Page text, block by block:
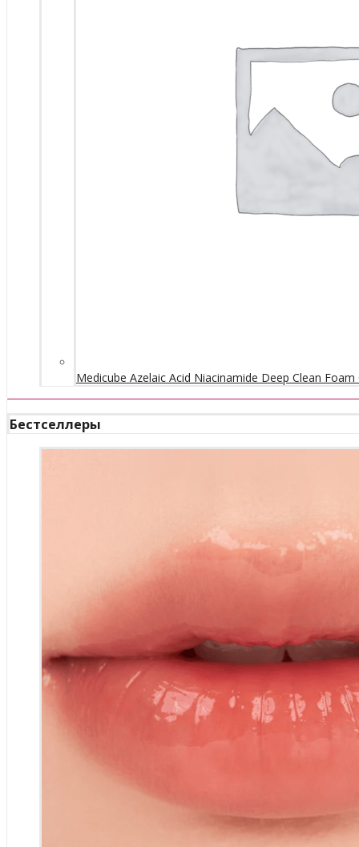
Medicube Azelaic Acid Niacinamide Deep Clean Foam
Бестселлеры